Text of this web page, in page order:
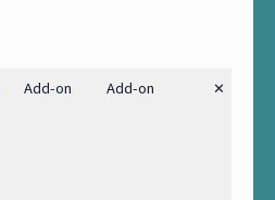
Add-on Add-on ✕